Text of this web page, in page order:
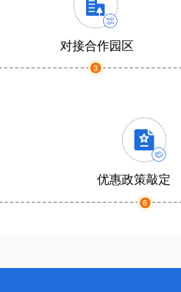
对接合作园区
优惠政策敲定